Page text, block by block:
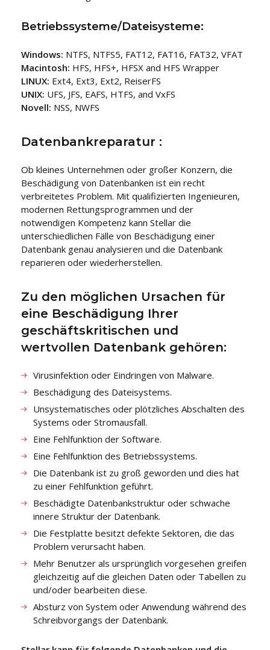
Betriebssysteme/Dateisysteme:
Windows: NTFS, NTFS5, FAT12, FAT16, FAT32, VFAT
Macintosh: HFS, HFS+, HFSX and HFS Wrapper
LINUX: Ext4, Ext3, Ext2, ReiserFS
UNIX: UFS, JFS, EAFS, HTFS, and VxFS
Novell: NSS, NWFS
Datenbankreparatur :
Ob kleines Unternehmen oder großer Konzern, die
Beschädigung von Datenbanken ist ein recht
verbreitetes Problem. Mit qualifizierten Ingenieuren,
modernen Rettungsprogrammen und der
notwendigen Kompetenz kann Stellar die
unterschiedlichen Fälle von Beschädigung einer
Datenbank genau analysieren und die Datenbank
reparieren oder wiederherstellen.
Zu den möglichen Ursachen für
eine Beschädigung Ihrer
geschäftskritischen und
wertvollen Datenbank gehören:
Virusinfektion oder Eindringen von Malware.
Beschädigung des Dateisystems.
Unsystematisches oder plötzliches Abschalten des
Systems oder Stromausfall.
Eine Fehlfunktion der Software.
Eine Fehlfunktion des Betriebssystems.
Die Datenbank ist zu groß geworden und dies hat
zu einer Fehlfunktion geführt.
Beschädigte Datenbankstruktur oder schwache
innere Struktur der Datenbank.
Die Festplatte besitzt defekte Sektoren, die das
Problem verursacht haben.
Mehr Benutzer als ursprünglich vorgesehen greifen
gleichzeitig auf die gleichen Daten oder Tabellen zu
und/oder bearbeiten diese.
Absturz von System oder Anwendung während des
Schreibvorgangs der Datenbank.